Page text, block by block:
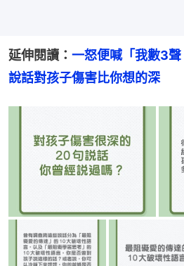
延伸閱讀： 一怒便喊「我數3
說話對孩子傷害比你想的深